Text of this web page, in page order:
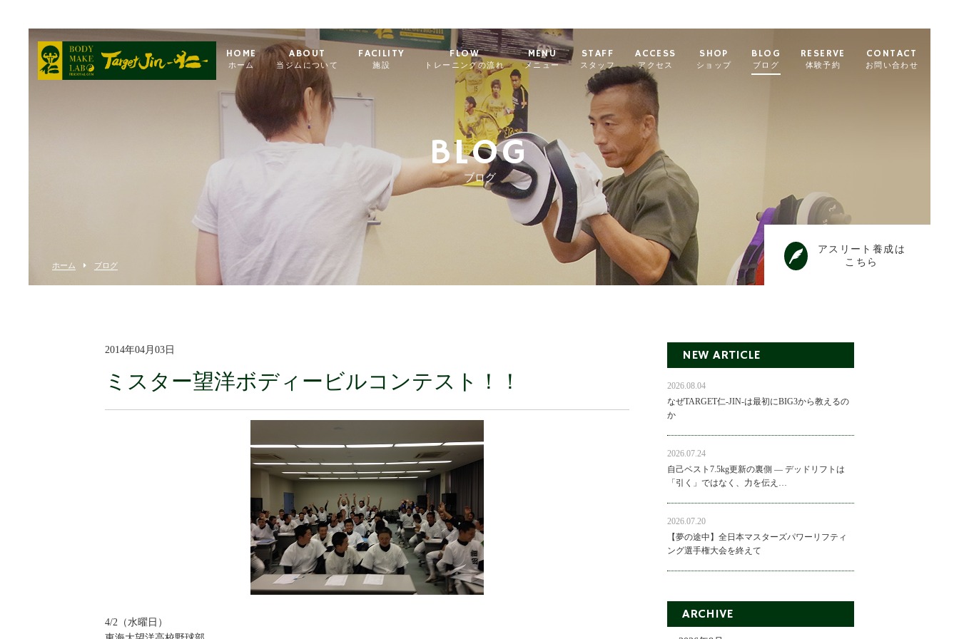
HOME
ホーム
ABOUT
当ジムについて
FACILITY
施設
FLOW
トレーニングの流れ
MENU
メニュー
STAFF
スタッフ
ACCESS
アクセス
SHOP
ショップ
BLOG
ブログ
RESERVE
体験予約
CONTACT
お問い合わせ
BLOG
ブログ
ホーム ブログ
アスリート養成は
こちら
2014年04月03日
ミスター望洋ボディービルコンテスト！！
4/2（水曜日）
NEW ARTICLE
2026.08.04
なぜTARGET仁-JIN-は最初にBIG3から教えるの
か
2026.07.24
自己ベスト7.5kg更新の裏側 ― デッドリフトは
「引く」ではなく、力を伝え…
2026.07.20
【夢の途中】全日本マスターズパワーリフティ
ング選手権大会を終えて
ARCHIVE